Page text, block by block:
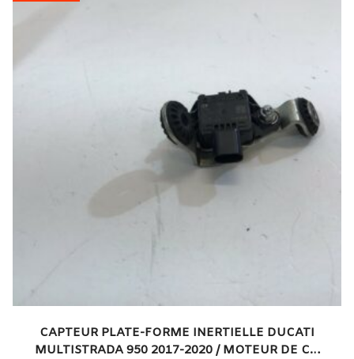
CAPTEUR PLATE-FORME INERTIELLE DUCATI
MULTISTRADA 950 2017-2020 / MOTEUR DE C…